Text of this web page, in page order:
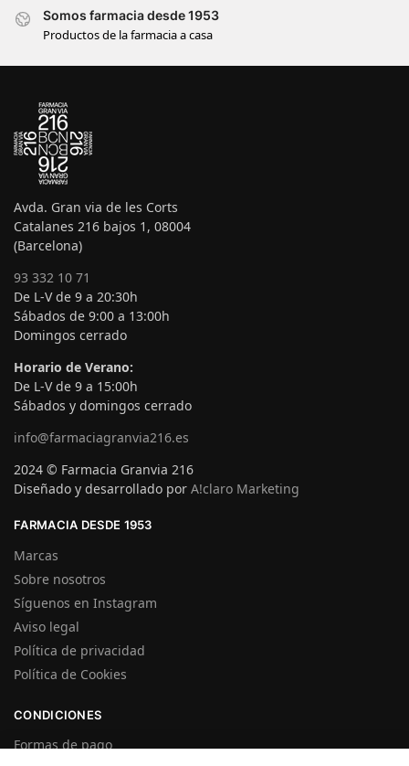
Somos farmacia desde 1953
Productos de la farmacia a casa
Avda. Gran via de les Corts
Catalanes 216 bajos 1, 08004
(Barcelona)
93 332 10 71
De L-V de 9 a 20:30h
Sábados de 9:00 a 13:00h
Domingos cerrado
Horario de Verano:
De L-V de 9 a 15:00h
Sábados y domingos cerrado
info@farmaciagranvia216.es
2024 © Farmacia Granvia 216
Diseñado y desarrollado por A!claro Marketing
FARMACIA DESDE 1953
Marcas
Sobre nosotros
Síguenos en Instagram
Aviso legal
Política de privacidad
Política de Cookies
CONDICIONES
Formas de pago